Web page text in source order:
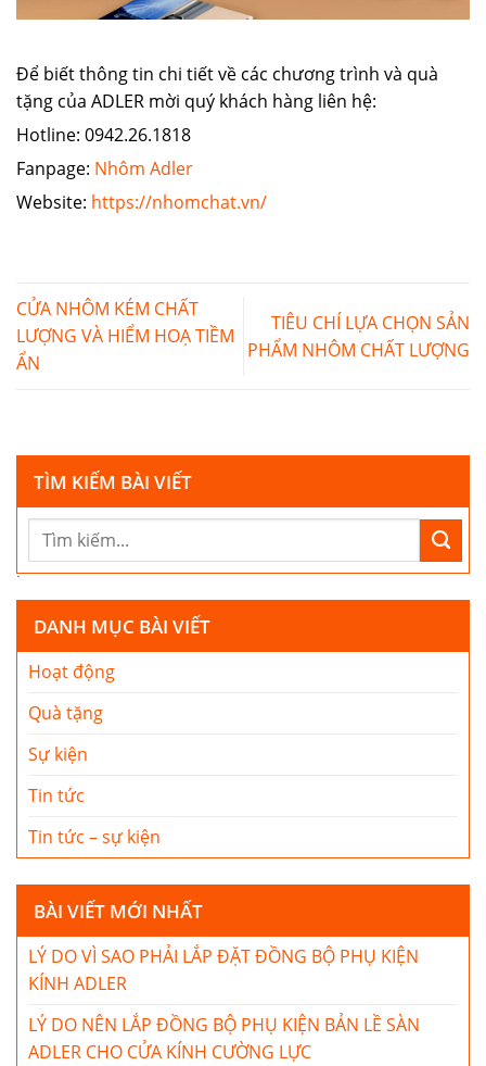
Để biết thông tin chi tiết về các chương trình và quà
tặng của ADLER mời quý khách hàng liên hệ:
Hotline: 0942.26.1818
Fanpage: Nhôm Adler
Website: https://nhomchat.vn/
CỬA NHÔM KÉM CHẤT
LƯỢNG VÀ HIỂM HOẠ TIỀM
ẨN
TIÊU CHÍ LỰA CHỌN SẢN
PHẨM NHÔM CHẤT LƯỢNG
TÌM KIẾM BÀI VIẾT
DANH MỤC BÀI VIẾT
Hoạt động
Quà tặng
Sự kiện
Tin tức
Tin tức – sự kiện
BÀI VIẾT MỚI NHẤT
LÝ DO VÌ SAO PHẢI LẮP ĐẶT ĐỒNG BỘ PHỤ KIỆN
KÍNH ADLER
LÝ DO NÊN LẮP ĐỒNG BỘ PHỤ KIỆN BẢN LỀ SÀN
ADLER CHO CỬA KÍNH CƯỜNG LỰC